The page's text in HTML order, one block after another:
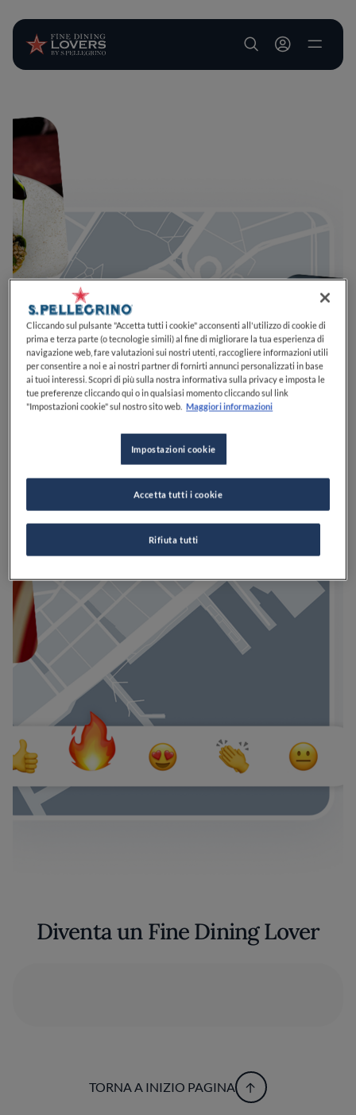
User account
Diventa un Fine Dining Lover
TORNA A INIZIO PAGINA
Cliccando sul pulsante "Accetta tutti i cookie" acconsenti all'utilizzo di cookie di
prima e terza parte (o tecnologie simili) al fine di migliorare la tua esperienza di
navigazione web, fare valutazioni sui nostri utenti, raccogliere informazioni utili
per consentire a noi e ai nostri partner di fornirti annunci personalizzati in base
ai tuoi interessi. Scopri di più sulla nostra informativa sulla privacy e imposta le
tue preferenze cliccando qui o in qualsiasi momento cliccando sul link
"Impostazioni cookie" sul nostro sito web. Maggiori informazioni
Impostazioni cookie
Rifiuta tutti
Accetta tutti i cookie